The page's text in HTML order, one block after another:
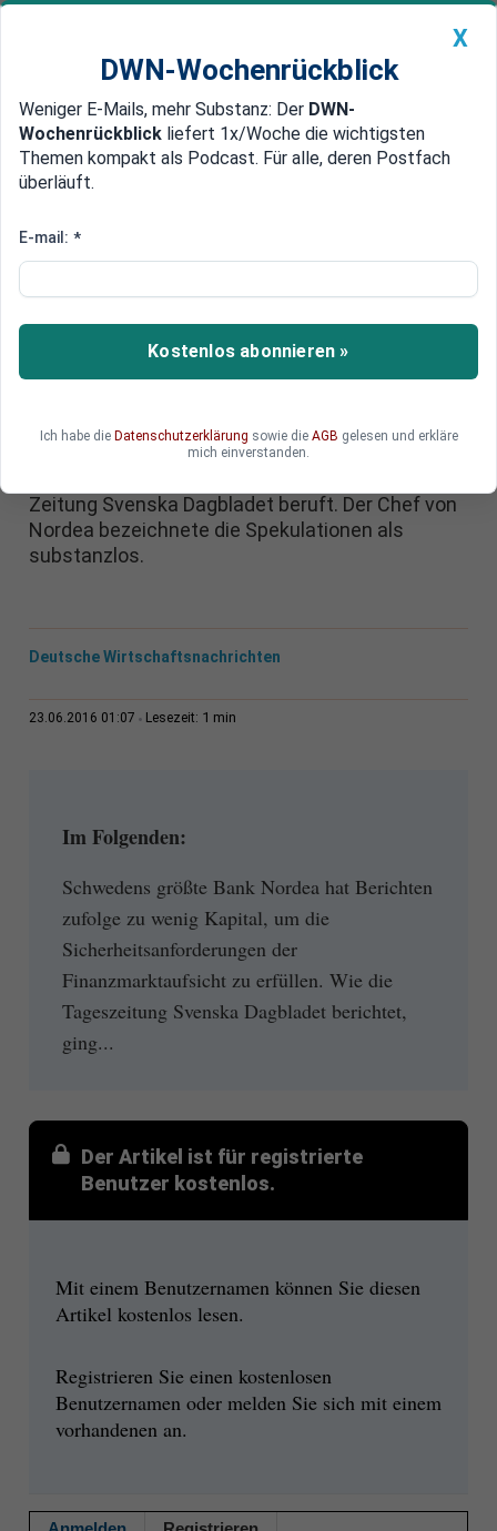
Newsticker MEIN DWN: Geldanlage Premium
Edelmetalle DWN-Magazin China
Finanzaufsicht nervös
Schwedens größter Bank
Nordea fehlen zehn Milliarden
Dollar
Schwedens größter Bank Nordea fehlen
Kapitalbestimmungen der Finanzmarktaufsicht
zu erfüllen. Dies geht aus Erkenntnissen der
Zeitung Svenska Dagbladet beruft. Der Chef von
Nordea bezeichnete die Spekulationen als
substanzlos.
Deutsche Wirtschaftsnachrichten
23.06.2016 01:07 Lesezeit: 1 min
Im Folgenden:
Schwedens größte Bank Nordea hat Berichten
zufolge zu wenig Kapital, um die
Sicherheitsanforderungen der
Finanzmarktaufsicht zu erfüllen. Wie die
Tageszeitung Svenska Dagbladet berichtet,
ging...
Der Artikel ist für registrierte
Benutzer kostenlos.
Mit einem Benutzernamen können Sie diesen
Artikel kostenlos lesen.
Registrieren Sie einen kostenlosen
Benutzernamen oder melden Sie sich mit einem
vorhandenen an.
X
DWN-Wochenrückblick
Weniger E-Mails, mehr Substanz: Der DWN-
Wochenrückblick liefert 1x/Woche die wichtigsten
Themen kompakt als Podcast. Für alle, deren Postfach
überläuft.
E-mail: *
Kostenlos abonnieren »
Ich habe die Datenschutzerklärung sowie die AGB gelesen und erkläre
mich einverstanden.